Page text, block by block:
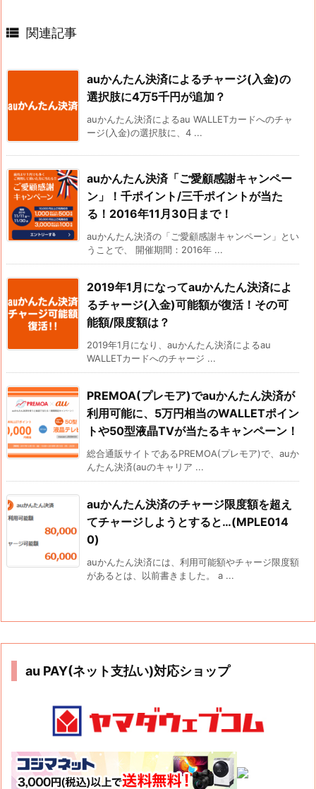
 関連記事
auかんたん決済によるチャージ(入金)の
選択肢に4万5千円が追加？
auかんたん決済によるau WALLETカードへのチャ
ージ(入金)の選択肢に、4 ...
auかんたん決済「ご愛顧感謝キャンペー
ン」！千ポイント/三千ポイントが当た
る！2016年11月30日まで！
auかんたん決済の「ご愛顧感謝キャンペーン」とい
うことで、 開催期間：2016年 ...
2019年1月になってauかんたん決済によ
るチャージ(入金)可能額が復活！その可
能額/限度額は？
2019年1月になり、auかんたん決済によるau
WALLETカードへのチャージ ...
PREMOA(プレモア)でauかんたん決済が
利用可能に、5万円相当のWALLETポイン
トや50型液晶TVが当たるキャンペーン！
総合通販サイトであるPREMOA(プレモア)で、auか
んたん決済(auのキャリア ...
auかんたん決済のチャージ限度額を超え
てチャージしようとすると…(MPLE014
0)
auかんたん決済には、利用可能額やチャージ限度額
があるとは、以前書きました。 a ...
au PAY(ネット支払い)対応ショップ